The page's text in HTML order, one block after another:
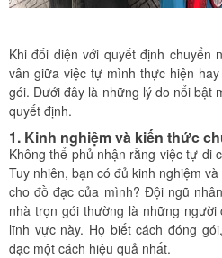
Khi đối diện với quyết định chuyển
vân giữa việc tự mình thực hiện
gói. Dưới đây là những lý do nổi bật
quyết định.
1. Kinh nghiệm và kiến thức
Không thể phủ nhận rằng việc tự di
Tuy nhiên, bạn có đủ kinh nghiệm
cho đồ đạc của mình? Đội ngũ
nhà trọn gói thường là những
lĩnh vực này. Họ biết cách đóng
đạc một cách hiệu quả nhất.